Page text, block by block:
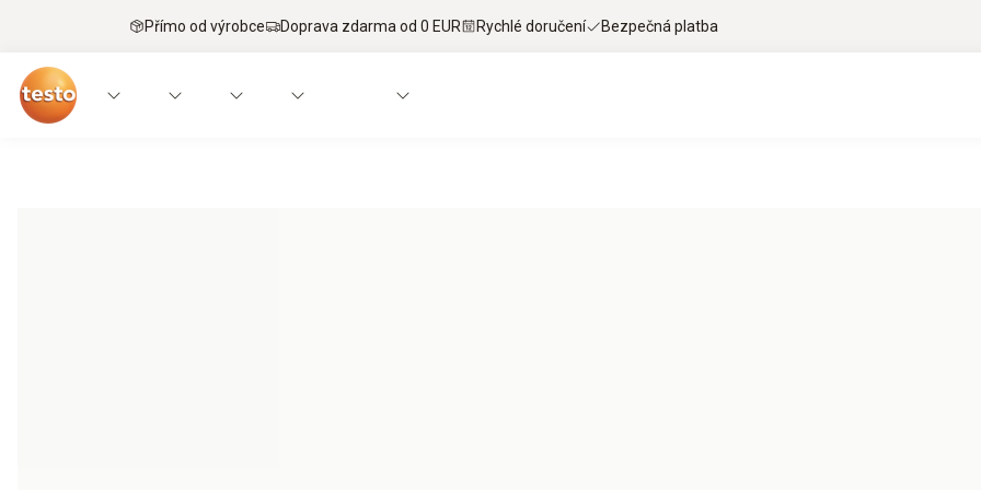
Přímo od výrobce Doprava zdarma od 0 EUR Rychlé doručení Bezpečná platba